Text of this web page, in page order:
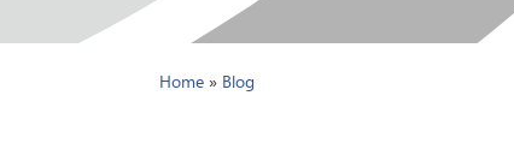
Home » Blog